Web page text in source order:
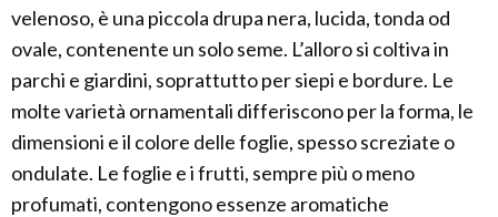
velenoso, è una piccola drupa nera, lucida, tonda od
ovale, contenente un solo seme. L’alloro si coltiva in
parchi e giardini, soprattutto per siepi e bordure. Le
molte varietà ornamentali differiscono per la forma, le
dimensioni e il colore delle foglie, spesso screziate o
ondulate. Le foglie e i frutti, sempre più o meno
profumati, contengono essenze aromatiche